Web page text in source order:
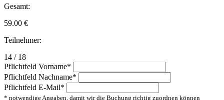
Gesamt:
59.00 €
Teilnehmer:
14 / 18
Pflichtfeld Vorname*
Pflichtfeld Nachname*
Pflichtfeld E-Mail*
* notwendige Angaben, damit wir die Buchung richtig zuordnen können